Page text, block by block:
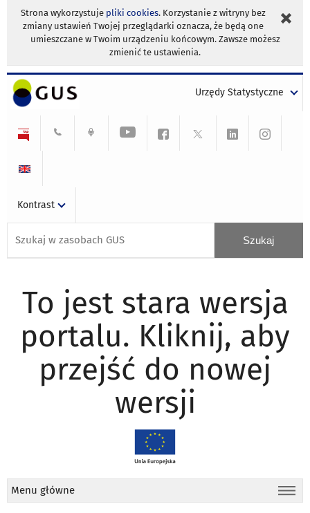
Strona wykorzystuje pliki cookies. Korzystanie z witryny bez
zmiany ustawień Twojej przeglądarki oznacza, że będą one
umieszczane w Twoim urządzeniu końcowym. Zawsze możesz
zmienić te ustawienia.
Urzędy Statystyczne
Kontrast
To jest stara wersja
portalu. Kliknij, aby
przejść do nowej
wersji
Menu główne